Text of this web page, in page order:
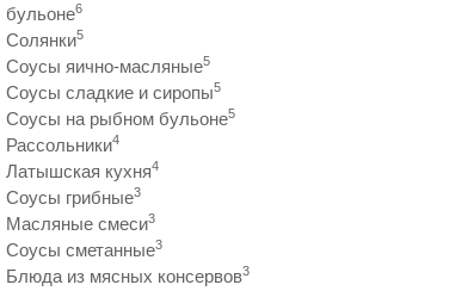
бульоне6
Солянки5
Соусы яично-масляные5
Соусы сладкие и сиропы5
Соусы на рыбном бульоне5
Рассольники4
Латышская кухня4
Соусы грибные3
Масляные смеси3
Соусы сметанные3
Блюда из мясных консервов3